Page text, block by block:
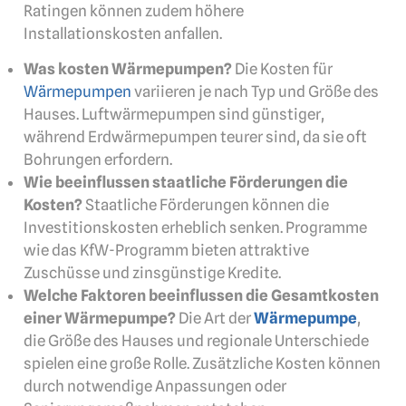
Ratingen können zudem höhere
Installationskosten anfallen.
Was kosten Wärmepumpen? Die Kosten für
Wärmepumpen variieren je nach Typ und Größe des
Hauses. Luftwärmepumpen sind günstiger,
während Erdwärmepumpen teurer sind, da sie oft
Bohrungen erfordern.
Wie beeinflussen staatliche Förderungen die
Kosten?Staatliche Förderungen können die
Investitionskosten erheblich senken. Programme
wie das KfW-Programm bieten attraktive
Zuschüsse und zinsgünstige Kredite.
Welche Faktoren beeinflussen die Gesamtkosten
einer Wärmepumpe? Die Art derWärmepumpe,
die Größe des Hauses und regionale Unterschiede
spielen eine große Rolle. Zusätzliche Kosten können
durch notwendige Anpassungen oder